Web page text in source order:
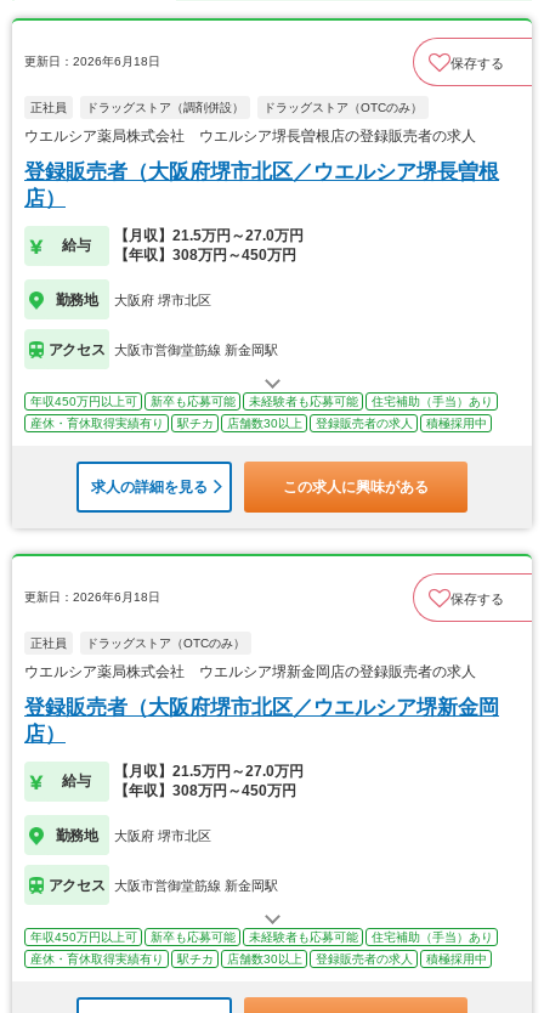
更新日：2026年6月18日 保存する
正社員 ドラッグストア（調剤併設） ドラッグストア（OTCのみ）
ウエルシア薬局株式会社 ウエルシア堺長曽根店の登録販売者の求人
登録販売者（大阪府堺市北区／ウエルシア堺長曽根
店）
給与
【月収】21.5万円～27.0万円
【年収】308万円～450万円
勤務地 大阪府 堺市北区
アクセス 大阪市営御堂筋線 新金岡駅
年収450万円以上可 新卒も応募可能 未経験者も応募可能
住宅補助（手当）あり
産休・育休取得実績有り
駅チカ 店舗数30以上 登録販売者の求人 積極採用中
求人の詳細を見る この求人に興味がある
更新日：2026年6月18日 保存する
正社員 ドラッグストア（OTCのみ）
ウエルシア薬局株式会社 ウエルシア堺新金岡店の登録販売者の求人
登録販売者（大阪府堺市北区／ウエルシア堺新金岡
店）
給与
【月収】21.5万円～27.0万円
【年収】308万円～450万円
勤務地 大阪府 堺市北区
アクセス 大阪市営御堂筋線 新金岡駅
年収450万円以上可 新卒も応募可能 未経験者も応募可能
住宅補助（手当）あり
産休・育休取得実績有り
駅チカ 店舗数30以上 登録販売者の求人 積極採用中